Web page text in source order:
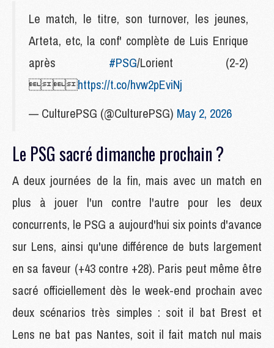
Le match, le titre, son turnover, les jeunes,
Arteta, etc, la conf' complète de Luis Enrique
après #PSG/Lorient (2-2)
https://t.co/hvw2pEviNj
— CulturePSG (@CulturePSG) May 2, 2026
Le PSG sacré dimanche prochain ?
A deux journées de la fin, mais avec un match en
plus à jouer l'un contre l'autre pour les deux
concurrents, le PSG a aujourd'hui six points d'avance
sur Lens, ainsi qu'une différence de buts largement
en sa faveur (+43 contre +28). Paris peut même être
sacré officiellement dès le week-end prochain avec
deux scénarios très simples : soit il bat Brest et
Lens ne bat pas Nantes, soit il fait match nul mais